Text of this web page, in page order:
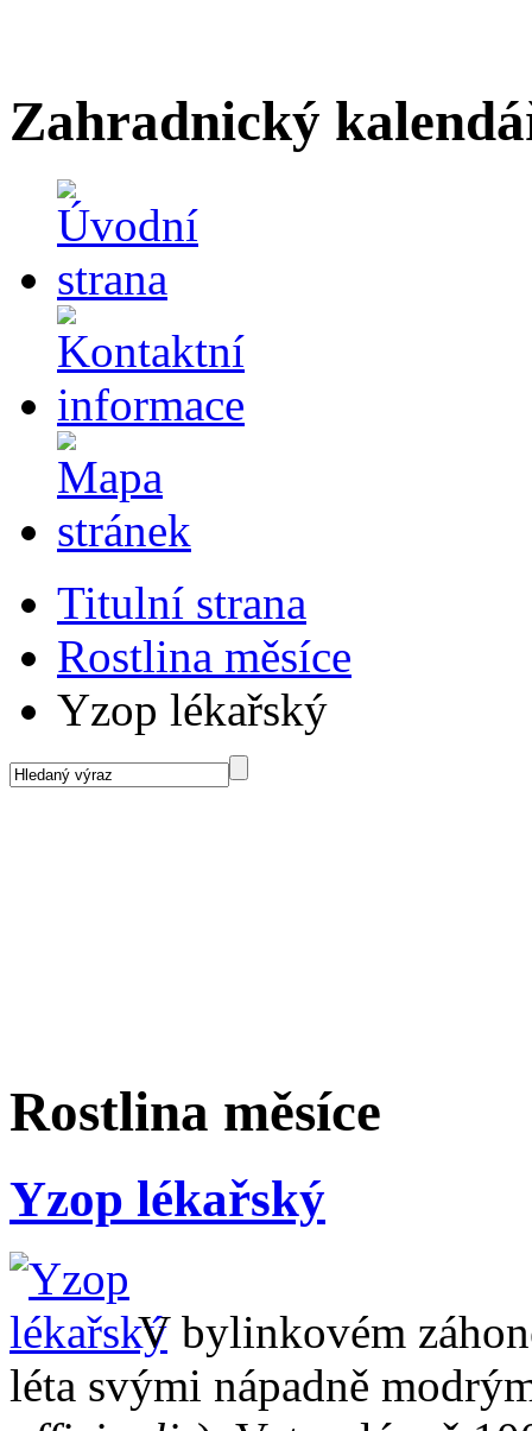
Zahradnický
Titulní strana
Rostlina měsíce
Yzop lékařský
Rostlina měsíce
Yzop lékařský
V bylinkovém
léta svými nápadně